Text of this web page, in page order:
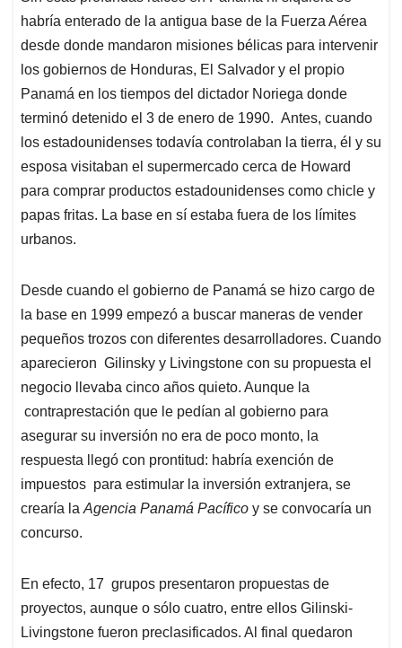
habría enterado de la antigua base de la Fuerza Aérea
desde donde mandaron misiones bélicas para intervenir
los gobiernos de Honduras, El Salvador y el propio
Panamá en los tiempos del dictador Noriega donde
terminó detenido el 3 de enero de 1990. Antes, cuando
los estadounidenses todavía controlaban la tierra, él y su
esposa visitaban el supermercado cerca de Howard
para comprar productos estadounidenses como chicle y
papas fritas. La base en sí estaba fuera de los límites
urbanos.
Desde cuando el gobierno de Panamá se hizo cargo de
la base en 1999 empezó a buscar maneras de vender
pequeños trozos con diferentes desarrolladores. Cuando
aparecieron Gilinsky y Livingstone con su propuesta el
negocio llevaba cinco años quieto. Aunque la
contraprestación que le pedían al gobierno para
asegurar su inversión no era de poco monto, la
respuesta llegó con prontitud: habría exención de
impuestos para estimular la inversión extranjera, se
crearía la Agencia Panamá Pacífico y se convocaría un
concurso.
En efecto, 17 grupos presentaron propuestas de
proyectos, aunque o sólo cuatro, entre ellos Gilinski-
Livingstone fueron preclasificados. Al final quedaron